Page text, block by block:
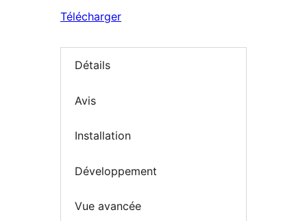
Télécharger
Détails
Avis
Installation
Développement
Vue avancée